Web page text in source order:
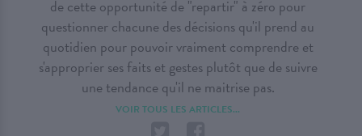
de cette opportunité de "repartir" à zéro pour
questionner chacune des décisions qu'il prend au
quotidien pour pouvoir vraiment comprendre et
s'approprier ses faits et gestes plutôt que de suivre
une tendance qu'il ne maitrise pas.
VOIR TOUS LES ARTICLES...